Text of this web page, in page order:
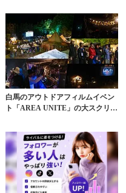
白馬のアウトドアフィルムイベン
ト「AREA UNITE」の大スクリー